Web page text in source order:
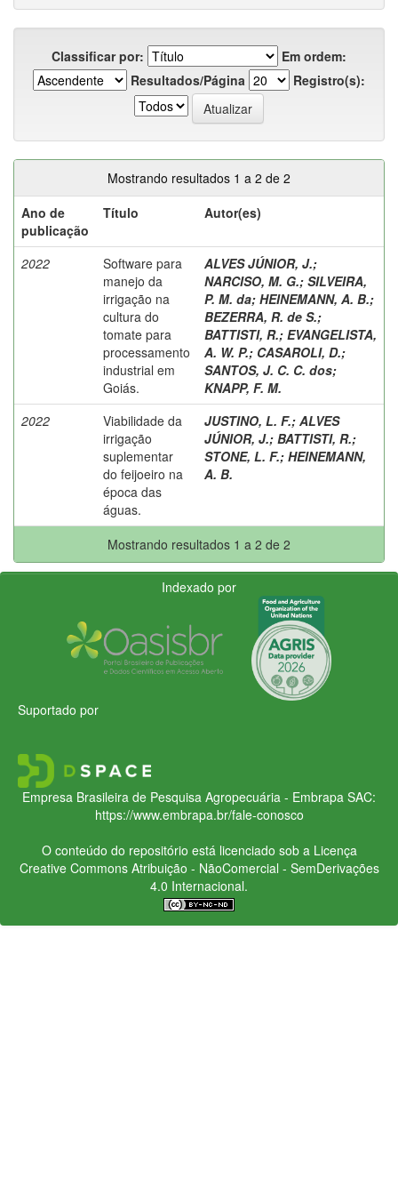
Classificar por:
Em ordem:
Resultados/Página
Registro(s):
Mostrando resultados 1 a 2 de 2
Ano de
publicação
Título Autor(es)
2022
Software para
manejo da
irrigação na
cultura do
tomate para
processamento
industrial em
Goiás.
ALVES JÚNIOR, J.;
NARCISO, M. G.; SILVEIRA,
P. M. da; HEINEMANN, A. B.;
BEZERRA, R. de S.;
BATTISTI, R.; EVANGELISTA,
A. W. P.; CASAROLI, D.;
SANTOS, J. C. C. dos;
KNAPP, F. M.
2022
Viabilidade da
irrigação
suplementar
do feijoeiro na
época das
águas.
JUSTINO, L. F.; ALVES
JÚNIOR, J.; BATTISTI, R.;
STONE, L. F.; HEINEMANN,
A. B.
Mostrando resultados 1 a 2 de 2
Indexado por
Suportado por
Empresa Brasileira de Pesquisa Agropecuária - Embrapa SAC:
https://www.embrapa.br/fale-conosco
O conteúdo do repositório está licenciado sob a Licença
Creative CommonsAtribuição - NãoComercial - SemDerivações
4.0 Internacional.